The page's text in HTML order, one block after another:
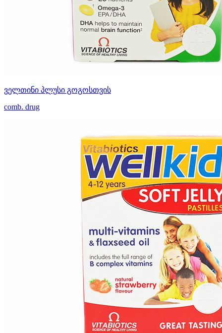
ველთინი პლუსი გოგოსთვის
comb. drug